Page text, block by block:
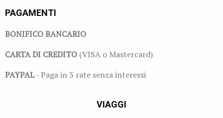
PAGAMENTI
BONIFICO BANCARIO
CARTA DI CREDITO (VISA o Mastercard)
PAYPAL- Paga in 3 rate senza interessi
VIAGGI